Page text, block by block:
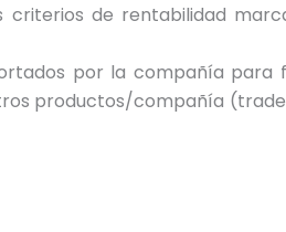
criterios de rentabilidad
por la compañía para
productos/compañía